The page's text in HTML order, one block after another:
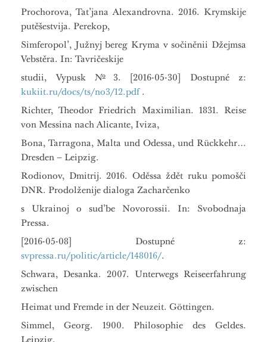
Prochorova, Tat’jana Alexandrovna. 2016. Krymskije
putěšestvija. Perekop,
Simferopol’, Južnyj bereg Kryma v sočiněnii Džejmsa
Vebstěra. In: Tavričeskije
studii, Vypusk №3. [2016-05-30] Dostupné z:
kukiit.ru/docs/ts/no3/12.pdf.
Richter, Theodor Friedrich Maximilian. 1831. Reise
von Messina nach Alicante, Iviza,
Bona, Tarragona, Malta und Odessa, und Rückkehr…
Dresden – Leipzig.
Rodionov, Dmitrij. 2016. Oděssa ždět ruku pomošči
DNR. Prodolženije dialoga Zacharčenko
s Ukrainoj o sud’be Novorossii. In: Svobodnaja
Pressa.
[2016-05-08] Dostupné z:
svpressa.ru/politic/article/148016/.
Schwara, Desanka. 2007. Unterwegs Reiseerfahrung
zwischen
Heimat und Fremde in der Neuzeit. Göttingen.
Simmel, Georg. 1900. Philosophie des Geldes.
Leipzig.